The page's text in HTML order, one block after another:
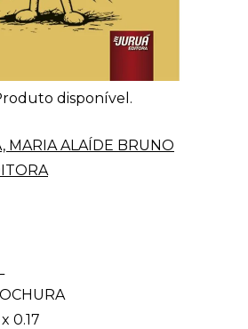
disponível.
MARIA ALAÍDE BRUNO
0.17